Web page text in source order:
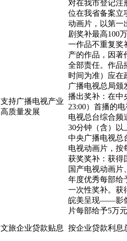
支持广播电视产业
高质量发展
对在我市登记注
位在我省备案立
动画片，以第一
剧奖补最高100
一作品不重复奖
产的作品，因著
全部责任。作品
时间为准）应在
广播电视总局颁
播出奖补：在中
23:00）首播的
电视总台综合频
30分钟（含）以
中央广播电视总
电视动画片，按
获奖奖补：获得
国产电视动画
年度优秀每部给
一次性奖补。获
皖美呈现——影
片每部给予5万
文旅企业贷款贴息 按企业贷款利息